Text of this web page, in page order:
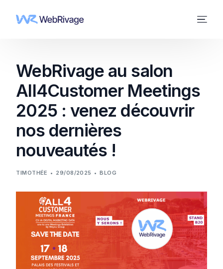
WebRivage au salon
All4Customer Meetings
2025 : venez découvrir
nos dernières
nouveautés !
TIMOTHÉE 29/08/2025 BLOG